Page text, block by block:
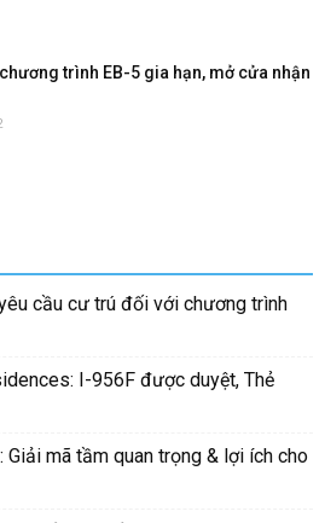
trình EB-5 gia hạn, mở cửa nhận
cầu cư trú đối với chương trình
I-956F được duyệt, Thẻ
mã tầm quan trọng & lợi ích cho